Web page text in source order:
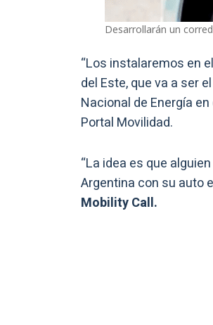
Desarrollarán un
“Los instalaremos en
del Este, que va a ser
Nacional de Energía
Portal Movilidad.
“La idea es que
Argentina con su auto
Mobility Call.